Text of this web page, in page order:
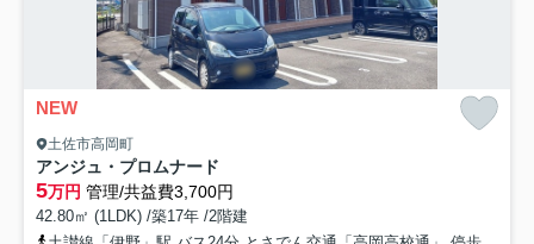
NEW
土佐市高岡町
アンジュ・プロムナード
5万円 管理/共益費3,700円
42.80㎡ (1LDK) /築17年 /2階建